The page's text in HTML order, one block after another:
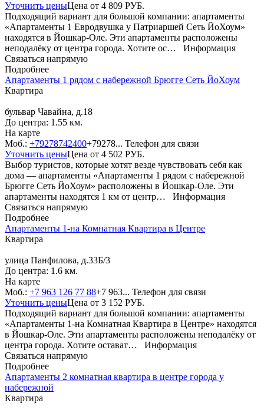
Уточнить ценыЦена от 4 809 РУБ.
Подходящий вариант для большой компании: апартаменты
«Апартаменты 1 Евродвушка у Патриаршей Сеть ЙоХоум»
находятся в Йошкар-Оле. Эти апартаменты расположены
неподалёку от центра города. Хотите ос… Информация
Связаться напрямую
Подробнее
Апартаменты 1 рядом с набережной Брюгге Сеть ЙоХоум
Квартира
бульвар Чавайна, д.18
До центра: 1.55 км.
На карте
Моб.: +79278742400+79278... Телефон для связи
Уточнить ценыЦена от 4 502 РУБ.
Выбор туристов, которые хотят везде чувствовать себя как
дома — апартаменты «Апартаменты 1 рядом с набережной
Брюгге Сеть ЙоХоум» расположены в Йошкар-Оле. Эти
апартаменты находятся 1 км от центр… Информация
Связаться напрямую
Подробнее
Апартаменты 1-на Комнатная Квартира в Центре
Квартира
улица Панфилова, д.33Б/3
До центра: 1.6 км.
На карте
Моб.: +7 963 126 77 88+7 963... Телефон для связи
Уточнить ценыЦена от 3 152 РУБ.
Подходящий вариант для большой компании: апартаменты
«Апартаменты 1-на Комнатная Квартира в Центре» находятся
в Йошкар-Оле. Эти апартаменты расположены неподалёку от
центра города. Хотите остават… Информация
Связаться напрямую
Подробнее
Апартаменты 2 комнатная квартира в центре города у
набережной
Квартира